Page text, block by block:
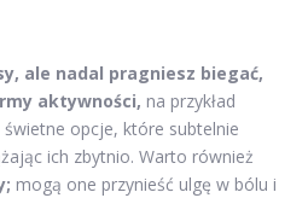
ale nadal pragniesz biegać,
aktywności, na przykład
opcje, które subtelnie
ich zbytnio. Warto również
mogą one przynieść ulgę w bólu i